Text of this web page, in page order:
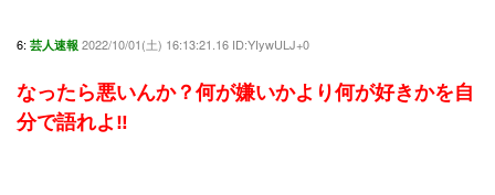
6: 芸人速報 2022/10/01(土) 16:13:21.16 ID:YIywULJ+0
なったら悪いんか？何が嫌いかより何が好きかを自
分で語れよ‼